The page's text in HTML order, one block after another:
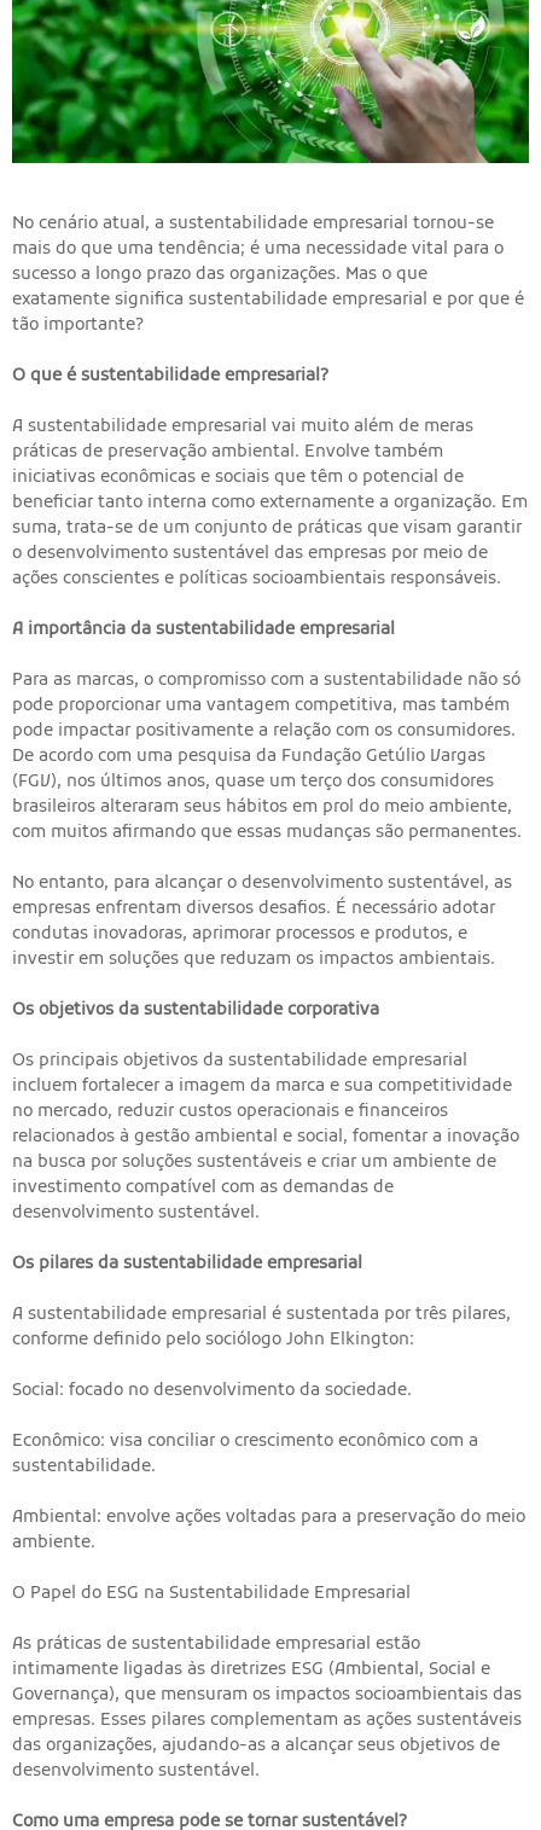
No cenário atual, a sustentabilidade empresarial tornou-se
mais do que uma tendência; é uma necessidade vital para o
sucesso a longo prazo das organizações. Mas o que
exatamente significa sustentabilidade empresarial e por que é
tão importante?
O que é sustentabilidade empresarial?
A sustentabilidade empresarial vai muito além de meras
práticas de preservação ambiental. Envolve também
iniciativas econômicas e sociais que têm o potencial de
beneficiar tanto interna como externamente a organização. Em
suma, trata-se de um conjunto de práticas que visam garantir
o desenvolvimento sustentável das empresas por meio de
ações conscientes e políticas socioambientais responsáveis.
A importância da sustentabilidade empresarial
Para as marcas, o compromisso com a sustentabilidade não só
pode proporcionar uma vantagem competitiva, mas também
pode impactar positivamente a relação com os consumidores.
De acordo com uma pesquisa da Fundação Getúlio Vargas
(FGV), nos últimos anos, quase um terço dos consumidores
brasileiros alteraram seus hábitos em prol do meio ambiente,
com muitos afirmando que essas mudanças são permanentes.
No entanto, para alcançar o desenvolvimento sustentável, as
empresas enfrentam diversos desafios. É necessário adotar
condutas inovadoras, aprimorar processos e produtos, e
investir em soluções que reduzam os impactos ambientais.
Os objetivos da sustentabilidade corporativa
Os principais objetivos da sustentabilidade empresarial
incluem fortalecer a imagem da marca e sua competitividade
no mercado, reduzir custos operacionais e financeiros
relacionados à gestão ambiental e social, fomentar a inovação
na busca por soluções sustentáveis e criar um ambiente de
investimento compatível com as demandas de
desenvolvimento sustentável.
Os pilares da sustentabilidade empresarial
A sustentabilidade empresarial é sustentada por três pilares,
conforme definido pelo sociólogo John Elkington:
Social: focado no desenvolvimento da sociedade.
Econômico: visa conciliar o crescimento econômico com a
sustentabilidade.
Ambiental: envolve ações voltadas para a preservação do meio
ambiente.
O Papel do ESG na Sustentabilidade Empresarial
As práticas de sustentabilidade empresarial estão
intimamente ligadas às diretrizes ESG (Ambiental, Social e
Governança), que mensuram os impactos socioambientais das
empresas. Esses pilares complementam as ações sustentáveis
das organizações, ajudando-as a alcançar seus objetivos de
desenvolvimento sustentável.
Como uma empresa pode se tornar sustentável?